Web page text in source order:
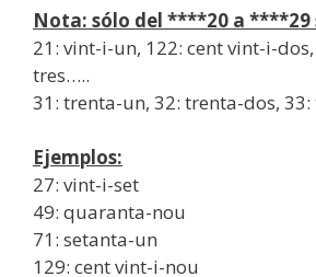
Nota: sólo del ****20 a ****29
21: vint-i-un, 122: cent vint-i-
tres…..
31: trenta-un, 32: trenta-dos,
Ejemplos:
27: vint-i-set
49: quaranta-nou
71: setanta-un
129: cent vint-i-nou